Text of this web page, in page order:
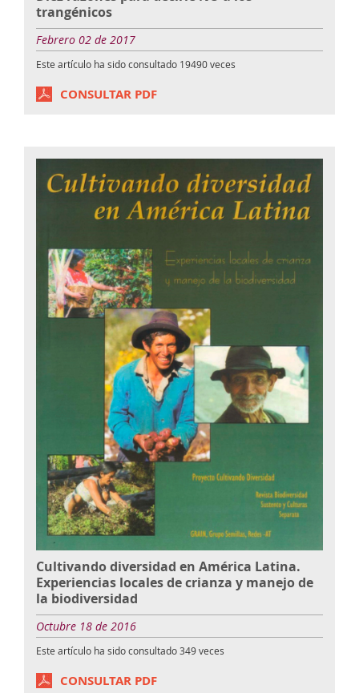
trangénicos
Febrero 02 de 2017
Este artículo ha sido consultado 19490veces
CONSULTAR PDF
Cultivando diversidad en América Latina.
Experiencias locales de crianza y manejo de
la biodiversidad
Octubre 18 de 2016
Este artículo ha sido consultado349veces
CONSULTAR PDF